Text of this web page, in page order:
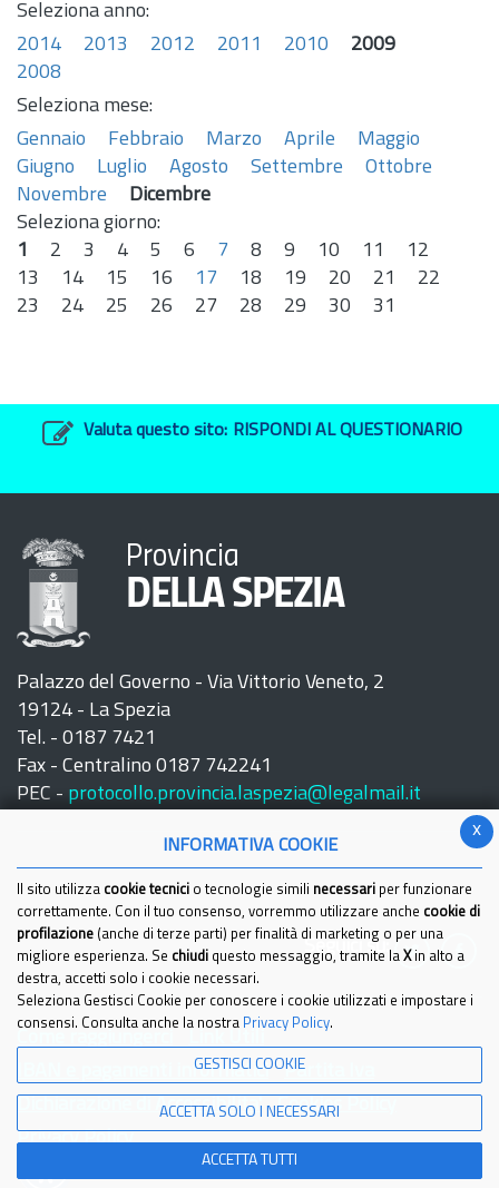
Seleziona anno:
2014
2013 2012 2011 2010
2009
2008
Seleziona mese:
Gennaio
Febbraio Marzo Aprile
Maggio
Giugno
Luglio Agosto Settembre
Ottobre
Novembre
Dicembre
Seleziona giorno:
1
2 3 4 5 6 7 8 9 10 11
12
13
14 15 16 17 18 19 20 21
22
23
24 25 26 27 28 29 30 31
Valuta questo sito: RISPONDI AL QUESTIONARIO
Provincia
DELLA SPEZIA
Palazzo del Governo - Via Vittorio Veneto, 2
19124 - La Spezia
Tel. - 0187 7421
Fax - Centralino 0187 742241
PEC - protocollo.provincia.laspezia@legalmail.it
Seguici su:
IBAN e pagamenti informatici
Partita Iva
Dichiarazione di Accessibilita'
Cookies Policy
Privacy Policy
© 2021 Provincia della Spezia - Tutti i diritti riservati
x
INFORMATIVA COOKIE
Il sito utilizza cookie tecnici o tecnologie simili necessari per funzionare
correttamente. Con il tuo consenso, vorremmo utilizzare anche cookie di
profilazione (anche di terze parti) per finalità di marketing o per una
migliore esperienza. Se chiudi questo messaggio, tramite la Xin alto a
destra, accetti solo i cookie necessari.
Seleziona Gestisci Cookie per conoscere i cookie utilizzati e impostare i
consensi. Consulta anche la nostra Privacy Policy.
GESTISCI COOKIE
ACCETTA SOLO I NECESSARI
ACCETTA TUTTI